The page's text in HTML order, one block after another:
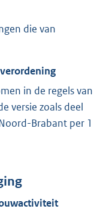
die van
in de regels van
versie zoals deel
Brabant per 1